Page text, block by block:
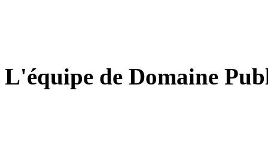
L'équipe de Domaine